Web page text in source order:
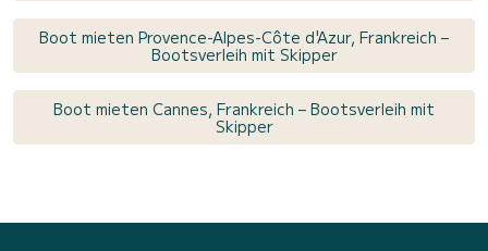
Boot mieten Provence-Alpes-Côte d'Azur, Frankreich –
Bootsverleih mit Skipper
Boot mieten Cannes, Frankreich – Bootsverleih mit
Skipper